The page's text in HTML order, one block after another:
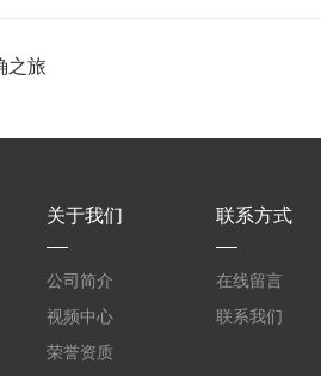
之旅
关于我们
公司简介
视频中心
荣誉资质
联系方式
在线留言
联系我们